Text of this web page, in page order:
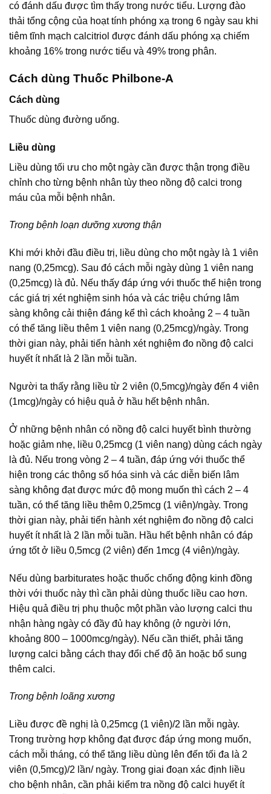
có đánh dấu được tìm thấy trong nước tiểu. Lượng đào
thải tổng cộng của hoạt tính phóng xạ trong 6 ngày sau khi
tiêm tĩnh mạch calcitriol được đánh dấu phóng xạ chiếm
khoảng 16% trong nước tiểu và 49% trong phân.
Cách dùng Thuốc Philbone-A
Cách dùng
Thuốc dùng đường uống.
Liều dùng
Liều dùng tối ưu cho một ngày cần được thận trọng điều
chỉnh cho từng bệnh nhân tùy theo nồng độ calci trong
máu của mỗi bệnh nhân.
Trong bệnh loạn dưỡng xương thận
Khi mới khởi đầu điều trị, liều dùng cho một ngày là 1 viên
nang (0,25mcg). Sau đó cách mỗi ngày dùng 1 viên nang
(0,25mcg) là đủ. Nếu thấy đáp ứng với thuốc thể hiện trong
các giá trị xét nghiệm sinh hóa và các triệu chứng lâm
sàng không cải thiện đáng kể thì cách khoảng 2 – 4 tuần
có thể tăng liều thêm 1 viên nang (0,25mcg)/ngày. Trong
thời gian này, phải tiến hành xét nghiệm đo nồng độ calci
huyết ít nhất là 2 lần mỗi tuần.
Người ta thấy rằng liều từ 2 viên (0,5mcg)/ngày đến 4 viên
(1mcg)/ngày có hiệu quả ở hầu hết bệnh nhân.
Ở những bệnh nhân có nồng độ calci huyết bình thường
hoặc giảm nhẹ, liều 0,25mcg (1 viên nang) dùng cách ngày
là đủ. Nếu trong vòng 2 – 4 tuần, đáp ứng với thuốc thể
hiện trong các thông số hóa sinh và các diễn biến lâm
sàng không đạt được mức độ mong muốn thì cách 2 – 4
tuần, có thể tăng liều thêm 0,25mcg (1 viên)/ngày. Trong
thời gian này, phải tiến hành xét nghiệm đo nồng độ calci
huyết ít nhất là 2 lần mỗi tuần. Hầu hết bệnh nhân có đáp
ứng tốt ở liều 0,5mcg (2 viên) đến 1mcg (4 viên)/ngày.
Nếu dùng barbiturates hoặc thuốc chống động kinh đồng
thời với thuốc này thì cần phải dùng thuốc liều cao hơn.
Hiệu quả điều trị phụ thuộc một phần vào lượng calci thu
nhận hàng ngày có đầy đủ hay không (ở người lớn,
khoảng 800 – 1000mcg/ngày). Nếu cần thiết, phải tăng
lượng calci bằng cách thay đổi chế độ ăn hoặc bổ sung
thêm calci.
Trong bệnh loãng xương
Liều được đề nghị là 0,25mcg (1 viên)/2 lần mỗi ngày.
Trong trường hợp không đạt được đáp ứng mong muốn,
cách mỗi tháng, có thể tăng liều dùng lên đến tối đa là 2
viên (0,5mcg)/2 lần/ ngày. Trong giai đoạn xác định liều
cho bệnh nhân, cần phải kiểm tra nồng độ calci huyết ít